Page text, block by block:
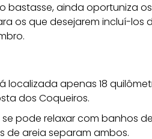
bastasse, ainda oportuniza
os que desejarem incluí-
localizada apenas 18
dos Coqueiros.
pode relaxar com banhos
de areia separam ambos.